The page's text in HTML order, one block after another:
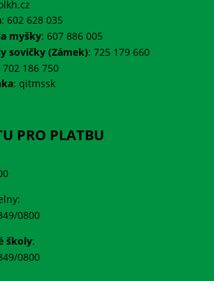
: 602 628 035
myšky: 607 886 005
sovičky (Zámek): 725 179 660
702 186 750
: qitmssk
PRO PLATBU
0800
školy:
0800